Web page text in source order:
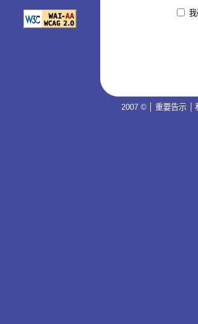
2007 © 重要告示